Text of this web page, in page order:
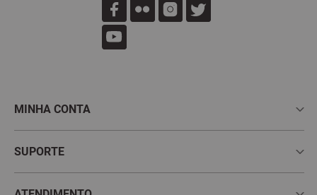
MINHA CONTA
Meus Pedidos
Meus Favoritos
SUPORTE
Perguntas Frequentes